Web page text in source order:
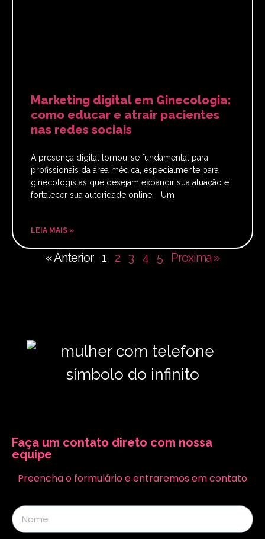
Marketing digital em Ginecologia:
como educar e atrair pacientes
nas redes sociais
A presença digital tornou-se fundamental para
profissionais da área médica, especialmente para
ginecologistas que desejam expandir sua atuação e
fortalecer sua autoridade online. Um
LEIA MAIS »
« Anterior 1 2 3 4 5 Proxima »
Faça um contato direto com nossa
equipe
Preencha o formulário e entraremos em contato